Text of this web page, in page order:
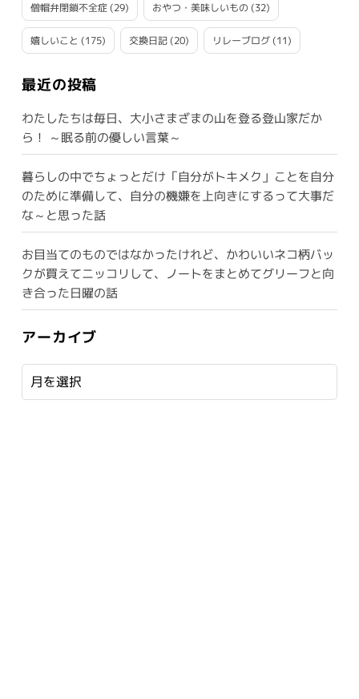
僧帽弁閉鎖不全症(29) おやつ・美味しいもの (32)
嬉しいこと (175) 交換日記(20) リレーブログ(11)
最近の投稿
わたしたちは毎日、大小さまざまの山を登る登山家だか
ら！ ～眠る前の優しい言葉～
暮らしの中でちょっとだけ「自分がトキメク」ことを自分
のために準備して、自分の機嫌を上向きにするって大事だ
な～と思った話
お目当てのものではなかったけれど、かわいいネコ柄バッ
クが買えてニッコリして、ノートをまとめてグリーフと向
き合った日曜の話
アーカイブ